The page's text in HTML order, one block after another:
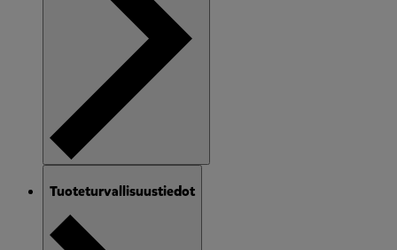
Tuoteturvallisuustiedot